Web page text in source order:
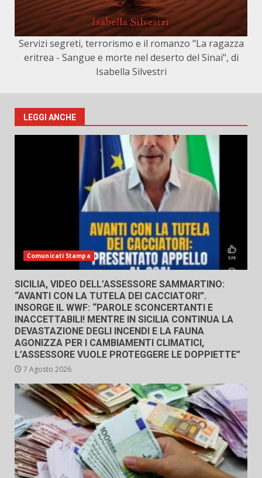
Servizi segreti, terrorismo e il romanzo "La ragazza
eritrea - Sangue e morte nel deserto del Sinai", di
Isabella Silvestri
LEGGI ANCHE
Comunicati Stampa
SICILIA, VIDEO DELL’ASSESSORE SAMMARTINO:
“AVANTI CON LA TUTELA DEI CACCIATORI”.
INSORGE IL WWF: “PAROLE SCONCERTANTI E
INACCETTABILI! MENTRE IN SICILIA CONTINUA LA
DEVASTAZIONE DEGLI INCENDI E LA FAUNA
AGONIZZA PER I CAMBIAMENTI CLIMATICI,
L’ASSESSORE VUOLE PROTEGGERE LE DOPPIETTE”
7 Agosto 2026